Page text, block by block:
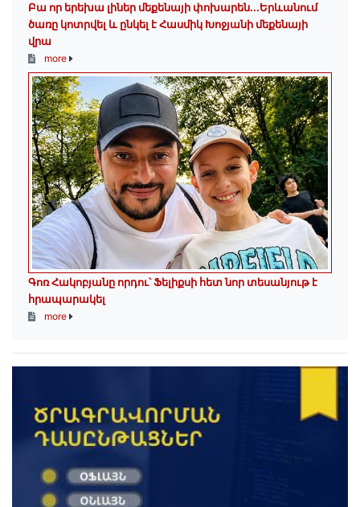
Բա որ երեխա լիներ մեքենայի փոխարեն...Երևանում
ծառը կոտրվել և ընկել է Հասմիկ Խոջյանի մեքենայի
վրա
more
Գոռ Հակոբյանը որդու՝ Ֆելիքսի հետ նոր տեսանյութ է
հրապարակել
more